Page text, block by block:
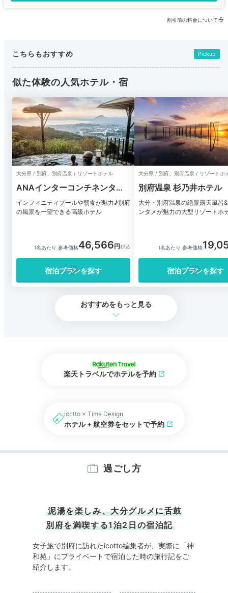
割引前の料金について
こちらもおすすめ Pickup
似た体験の人気ホテル・宿
大分県 / 別府、別府温泉 / リゾートホテル
ANAインターコンチネンタル
別府リゾート＆スパ
インフィニティプールや朝食が魅力♪別府
の風景を一望できる高級ホテル
1名あたり 参考価格46,566
宿泊プランを探す
大分県 / 別府、別府温泉 / リゾートホ
別府温泉 杉乃井ホテル
大分・別府温泉の絶景露天風呂
ンタメが魅力の大型リゾートホ
1名あたり 参考価格
宿泊プランを探す
おすすめをもっと見る
楽天トラベルでホテルを予約
icotto × Time Design
ホテル + 航空券をセットで予約
過ごし方
泥湯を楽しみ、大分グルメに舌鼓
別府を満喫する1泊2日の宿泊記
女子旅で別府に訪れたicotto編集者が、実際に「神
和苑」にプライベートで宿泊した時の旅行記をご
紹介します。